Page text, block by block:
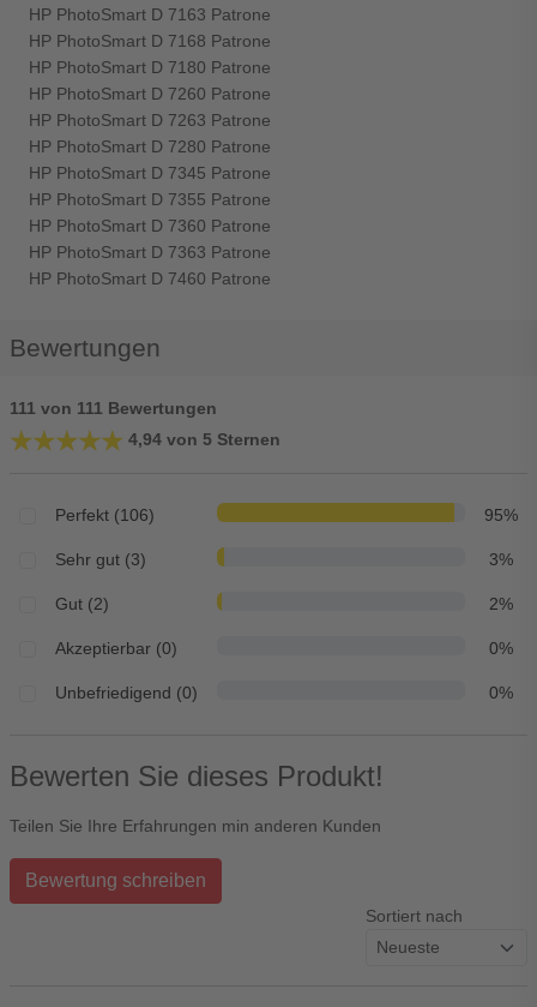
HP PhotoSmart D 7163 Patrone
HP PhotoSmart D 7168 Patrone
HP PhotoSmart D 7180 Patrone
HP PhotoSmart D 7260 Patrone
HP PhotoSmart D 7263 Patrone
HP PhotoSmart D 7280 Patrone
HP PhotoSmart D 7345 Patrone
HP PhotoSmart D 7355 Patrone
HP PhotoSmart D 7360 Patrone
HP PhotoSmart D 7363 Patrone
HP PhotoSmart D 7460 Patrone
Bewertungen
111 von 111 Bewertungen
★★★★★
★★★★★ 4,94 von 5 Sternen
Perfekt (106) 95%
Sehr gut (3) 3%
Gut (2) 2%
Akzeptierbar (0) 0%
Unbefriedigend (0) 0%
Bewerten Sie dieses Produkt!
Teilen Sie Ihre Erfahrungen min anderen Kunden
Bewertung schreiben
Sortiert nach